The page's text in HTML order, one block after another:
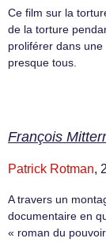
Ce film sur la
de la torture
proliférer dans
presque tous.
François
Patrick Rotman,
A travers un
documentaire en
« roman du